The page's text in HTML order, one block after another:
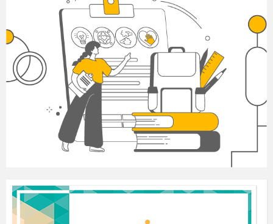
. Вивчення нового матеріалу
«Мозковий штурм»
Пригадайте відомі вам з кінофільмів, книг, ЗМІ
тощо види покарання
«Правова цікавинка»
карають різками, а за крадіжку середньої
тяжкості – відрубають кисть правої руки, а